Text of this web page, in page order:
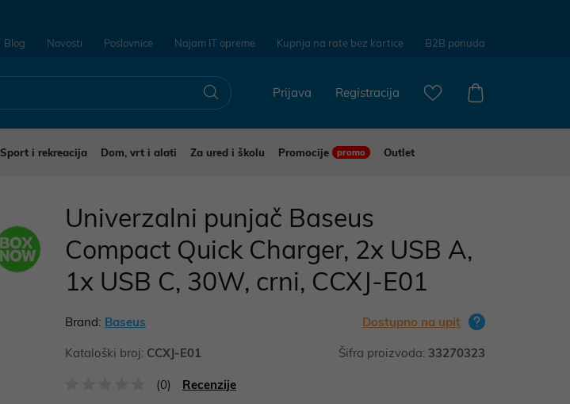
Blog Novosti Poslovnice Najam IT opreme Kupnja na rate bez kartice B2B ponuda
Registracija
Prijava
Sport i rekreacija Dom, vrt i alati Za ured i školu Promocije promo
Outlet
Univerzalni punjač Baseus
Compact Quick Charger, 2x USB A,
1x USB C, 30W, crni, CCXJ-E01
Brand: Baseus Dostupno na upit
Kataloški broj: CCXJ-E01 Šifra proizvoda: 33270323
(0) Recenzije